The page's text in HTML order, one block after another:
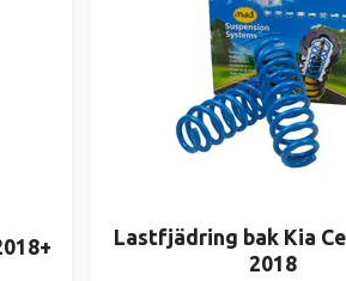
Lastfjädring bak Kia
2018